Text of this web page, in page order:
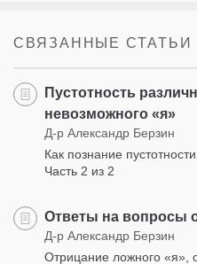
СВЯЗАННЫЕ СТАТЬИ
Пустотность
невозможного «я»
Д-р Александр Берзин
Как познание
Часть 2 из 2
Ответы на вопросы
Д-р Александр Берзин
Отрицание ложного «я»,